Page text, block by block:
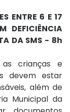
ENTRE 6 E 17
DEFICIÊNCIA
DA SMS - 8h
crianças e
devem estar
além de
Municipal da